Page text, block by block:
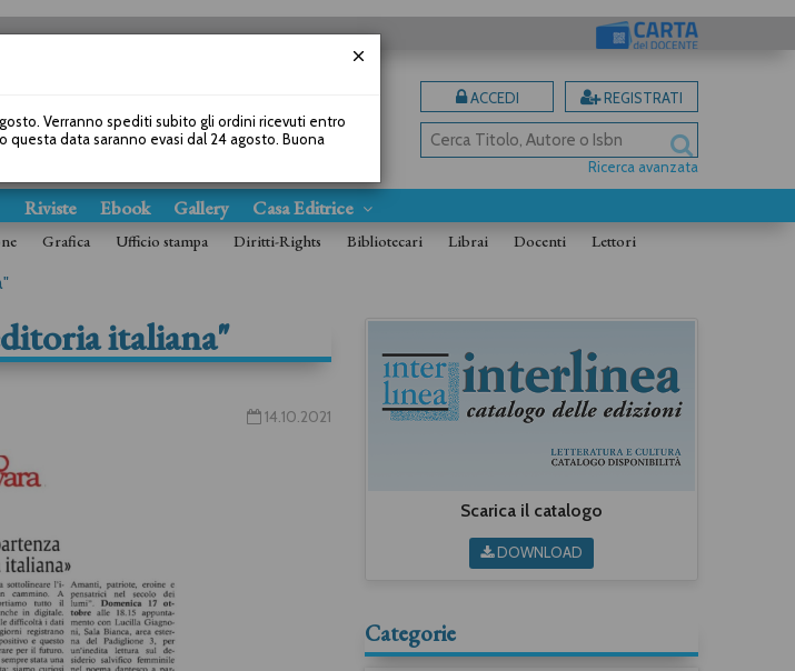
ACCEDI REGISTRATI
Ricerca avanzata
Riviste Ebook Gallery Casa Editrice
Grafica Ufficio stampa Diritti-Rights Bibliotecari Librai Docenti Lettori
italiana"
14.10.2021
Scarica il catalogo
DOWNLOAD
Categorie
Verranno spediti subito gli ordini ricevuti entro
data saranno evasi dal 24 agosto. Buona